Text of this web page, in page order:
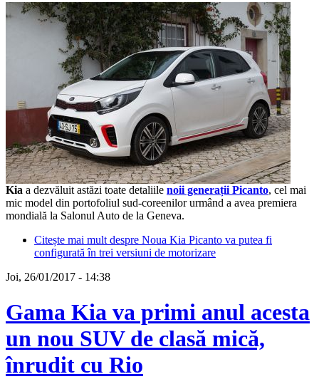
Kia a dezvăluit astăzi toate detaliile noii generații Picanto, cel mai
mic model din portofoliul sud-coreenilor urmând a avea premiera
mondială la Salonul Auto de la Geneva.
Citește mai mult despre Noua Kia Picanto va putea fi
configurată în trei versiuni de motorizare
Joi, 26/01/2017 - 14:38
Gama Kia va primi anul acesta
un nou SUV de clasă mică,
înrudit cu Rio